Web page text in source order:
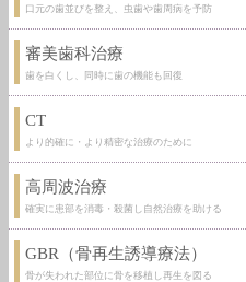
口元の歯並びを整え、虫歯や歯周病を予防
審美歯科治療
歯を白くし、同時に歯の機能も回復
CT
より的確に・より精密な治療のために
高周波治療
確実に患部を消毒・殺菌し自然治療を助ける
GBR（骨再生誘導療法）
骨が失われた部位に骨を移植し再生を図る